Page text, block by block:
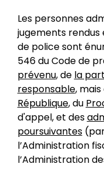
Les personnes
jugements
de police sont
546 du Code de
prévenu, de la
responsable,
République, du
d'appel, et des
poursuivantes(par
l’Administration
l’Administration